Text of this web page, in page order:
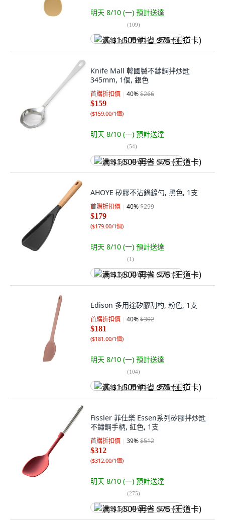
明天 8/10 (一) 預計送達
(109)
满 $1,500 再省 $75 (王道卡)
Knife Mall 韓國製不鏽鋼拌炒匙
345mm, 1個, 銀色
首購折扣價 40%$266
$159
($159.00/1個)
明天 8/10 (一) 預計送達
(54)
满 $1,500 再省 $75 (王道卡)
AHOYE 矽膠不沾鍋鏟勺, 黑色, 1支
首購折扣價 40%$299
$179
($179.00/1個)
明天 8/10 (一) 預計送達
(1)
满 $1,500 再省 $75 (王道卡)
Edison 多用途矽膠刮杓, 粉色, 1支
首購折扣價 40%$302
$181
($181.00/1個)
明天 8/10 (一) 預計送達
(104)
满 $1,500 再省 $75 (王道卡)
Fissler 菲仕樂 Essen系列矽膠拌炒匙
不鏽鋼手柄, 紅色, 1支
首購折扣價 39%$512
$312
($312.00/1個)
明天 8/10 (一) 預計送達
(275)
满 $1,500 再省 $75 (王道卡)